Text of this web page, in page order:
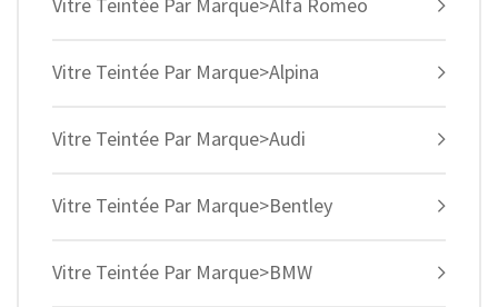
Vitre Teintée Par Marque>Alpina
Vitre Teintée Par Marque>Audi
Vitre Teintée Par Marque>Bentley
Vitre Teintée Par Marque>BMW